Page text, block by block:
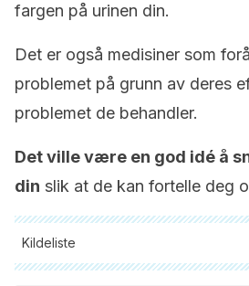
fargen på urinen din.
Det er også medisiner som
problemet på grunn av deres
problemet de behandler.
Det ville være en god idé å
din slik at de kan fortelle deg
Kildeliste
Alle siterte kilder ble grundig